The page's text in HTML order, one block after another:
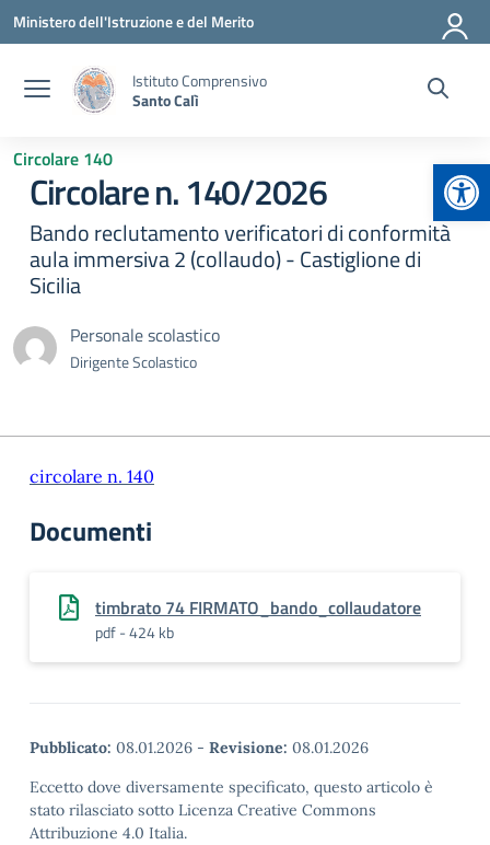
Vai ai contenuti
Vai al menu di navigazione
Vai al footer
Ministero dell'Istruzione e del Merito
Istituto Comprensivo
Santo Calì
Circolare 140
Circolare n. 140/2026
Bando reclutamento verificatori di conformità
aula immersiva 2 (collaudo) - Castiglione di
Sicilia
Personale scolastico
Dirigente Scolastico
circolare n. 140
Documenti
timbrato 74 FIRMATO_bando_collaudatore
pdf - 424 kb
Pubblicato: 08.01.2026 - Revisione: 08.01.2026
Eccetto dove diversamente specificato, questo articolo è
stato rilasciato sotto Licenza Creative Commons
Attribuzione 4.0 Italia.